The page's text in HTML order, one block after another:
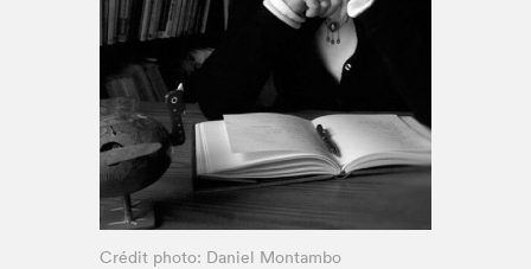
Espace enseignant·e·s
Espace pro
Crédit photo: Daniel Montambo